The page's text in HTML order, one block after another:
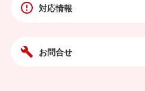
対応情報
お問合せ